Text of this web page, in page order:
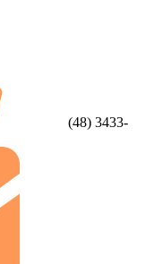
(48) 3433-